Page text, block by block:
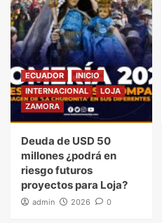
ECUADOR
INICIO
INTERNACIONAL
LOJA
ZAMORA
Deuda de USD 50
millones ¿podrá en
riesgo futuros
proyectos para Loja?
admin 2026 0